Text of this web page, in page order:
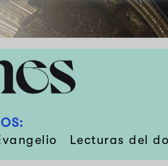
Lecturas del